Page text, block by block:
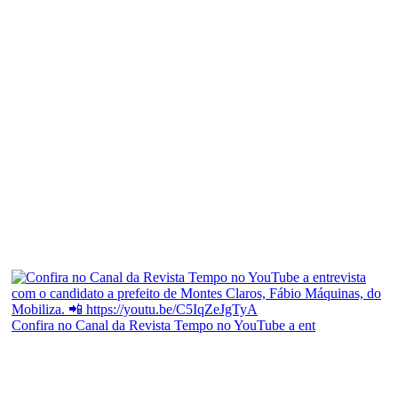
Confira no Canal da Revista Tempo no YouTube a ent